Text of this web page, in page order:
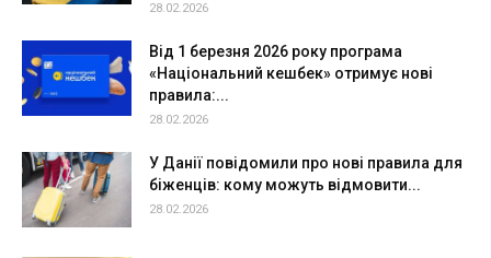
28.02.2026
Від 1 березня 2026 року програма
«Національний кешбек» отримує нові
правила:...
28.02.2026
У Данії повідомили про нові правила для
біженців: кому можуть відмовити...
28.02.2026